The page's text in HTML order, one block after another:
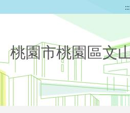
:::
桃園市桃園區文